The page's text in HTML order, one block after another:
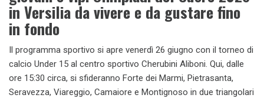
in Versilia da vivere e da gustare fino
in fondo
Il programma sportivo si apre venerdì 26 giugno con il torneo di
calcio Under 15 al centro sportivo Cherubini Aliboni. Qui, dalle
ore 15:30 circa, si sfideranno Forte dei Marmi, Pietrasanta,
Seravezza, Viareggio, Camaiore e Montignoso in due triangolari